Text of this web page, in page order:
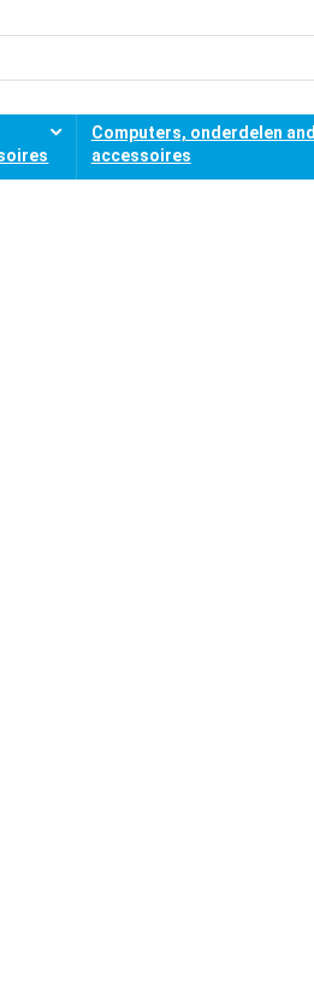
Computers, onderdelen and
accessoires